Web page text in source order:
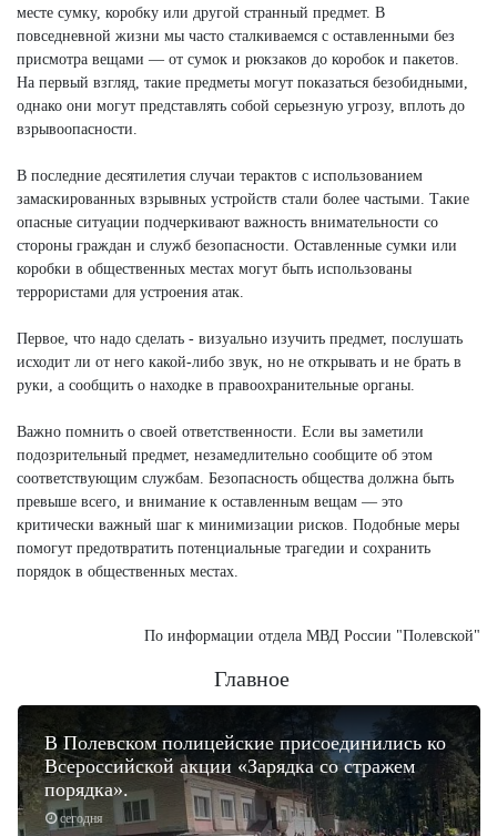
месте сумку, коробку или другой странный предмет. В
повседневной жизни мы часто сталкиваемся с оставленными без
присмотра вещами — от сумок и рюкзаков до коробок и пакетов.
На первый взгляд, такие предметы могут показаться безобидными,
однако они могут представлять собой серьезную угрозу, вплоть до
взрывоопасности.
В последние десятилетия случаи терактов с использованием
замаскированных взрывных устройств стали более частыми. Такие
опасные ситуации подчеркивают важность внимательности со
стороны граждан и служб безопасности. Оставленные сумки или
коробки в общественных местах могут быть использованы
террористами для устроения атак.
Первое, что надо сделать - визуально изучить предмет, послушать
исходит ли от него какой-либо звук, но не открывать и не брать в
руки, а сообщить о находке в правоохранительные органы.
Важно помнить о своей ответственности. Если вы заметили
подозрительный предмет, незамедлительно сообщите об этом
соответствующим службам. Безопасность общества должна быть
превыше всего, и внимание к оставленным вещам — это
критически важный шаг к минимизации рисков. Подобные меры
помогут предотвратить потенциальные трагедии и сохранить
порядок в общественных местах.
По информации отдела МВД России "Полевской"
Главное
сегодня
В Полевском полицейские присоединились ко
Всероссийской акции «Зарядка со стражем
порядка».